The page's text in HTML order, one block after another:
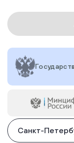
Санкт-